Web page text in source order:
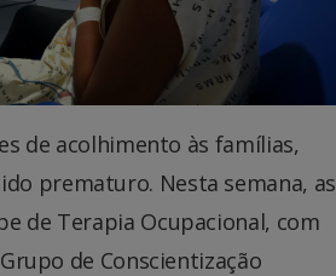
de acolhimento às famílias,
prematuro. Nesta semana, as
de Terapia Ocupacional, com
de Conscientização